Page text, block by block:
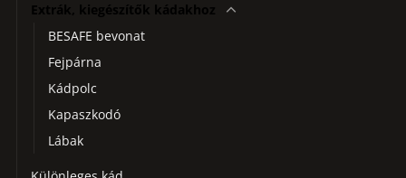
Extrák, kiegészítők kádakhoz
BESAFE bevonat
Fejpárna
Kádpolc
Kapaszkodó
Lábak